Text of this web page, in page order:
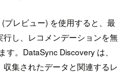
プレビュー) を使用すると、最
し、レコメンデーションを無
。DataSync Discovery は、
集されたデータと関連するレ